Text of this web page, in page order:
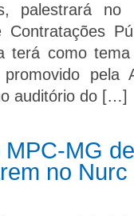
palestrará
Contratações
terá como tema
pela
auditório do […]
MG
no Nurc